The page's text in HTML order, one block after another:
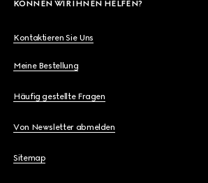
KÖNNEN WIR IHNEN HELFEN?
Kontaktieren Sie Uns
Meine Bestellung
Häufig gestellte Fragen
Von Newsletter abmelden
Sitemap